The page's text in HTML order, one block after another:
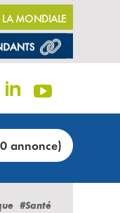
LA MONDIALE
annonce)
#Santé